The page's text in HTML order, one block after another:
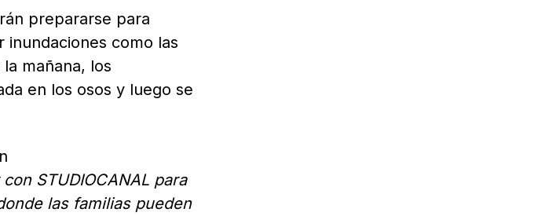
prepararse para
inundaciones como las
mañana, los
en los osos y luego se
STUDIOCANAL para
las familias pueden